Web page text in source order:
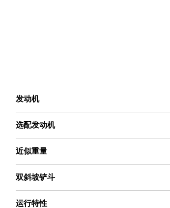
发动机
选配发动机
近似重量
双斜坡铲斗
运行特性